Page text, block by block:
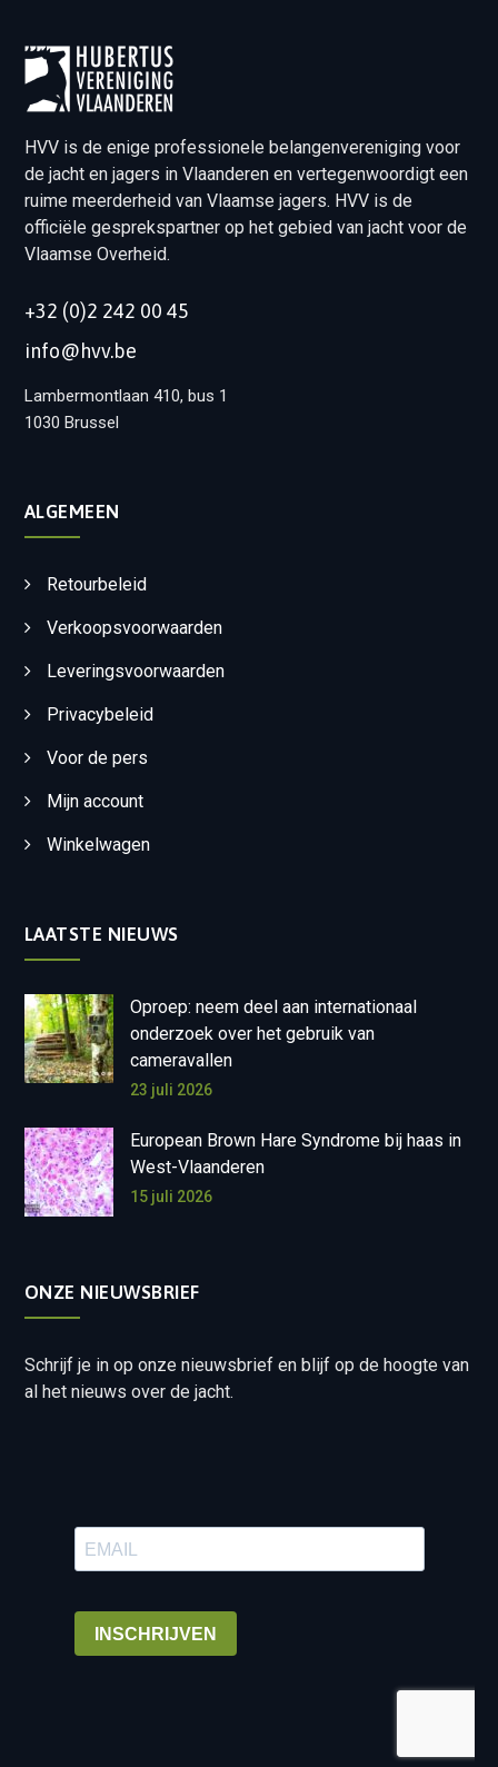
HVV is de enige professionele belangenvereniging voor
de jacht en jagers in Vlaanderen en vertegenwoordigt een
ruime meerderheid van Vlaamse jagers. HVV is de
officiële gesprekspartner op het gebied van jacht voor de
Vlaamse Overheid.
+32 (0)2 242 00 45
info@hvv.be
Lambermontlaan 410, bus 1
1030 Brussel
ALGEMEEN
Retourbeleid
Verkoopsvoorwaarden
Leveringsvoorwaarden
Privacybeleid
Voor de pers
Mijn account
Winkelwagen
LAATSTE NIEUWS
Oproep: neem deel aan internationaal
onderzoek over het gebruik van
cameravallen
23 juli 2026
European Brown Hare Syndrome bij haas in
West-Vlaanderen
15 juli 2026
ONZE NIEUWSBRIEF
Schrijf je in op onze nieuwsbrief en blijf op de hoogte van
al het nieuws over de jacht.